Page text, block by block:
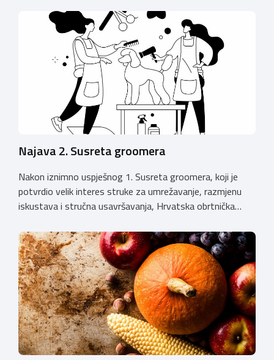
Najava 2. Susreta groomera
Nakon iznimno uspješnog 1. Susreta groomera, koji je
potvrdio velik interes struke za umrežavanje, razmjenu
iskustava i stručna usavršavanja, Hrvatska obrtnička
održati 12. rujna u Kongresnom centru na Zagrebačkom
velesajmu. Susret će i ove godine okupiti groomere,
stručnjake i zaljubljenike u njegu pasa iz cijele Hrvatske,
[…]